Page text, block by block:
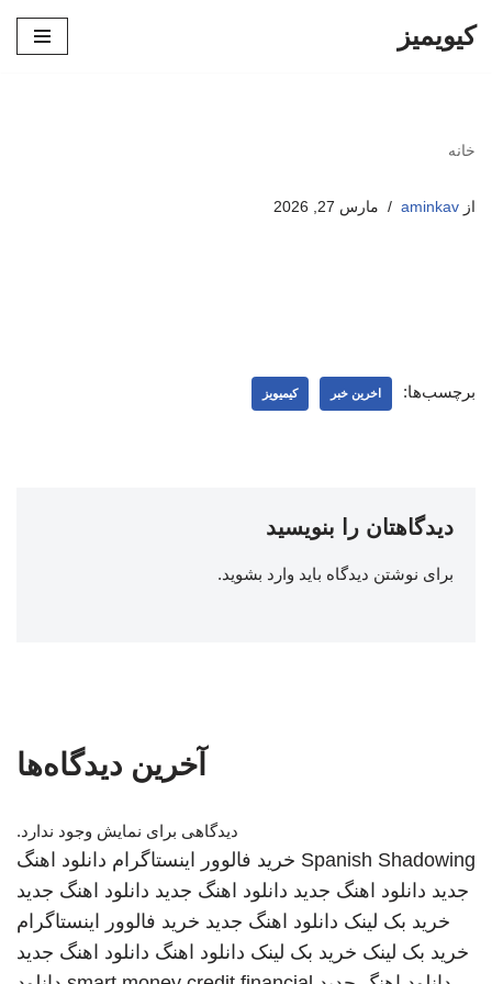
کیویمیز
خانه
از aminkav مارس 27, 2026
برچسب‌ها: اخرین خبر کیمیویز
دیدگاهتان را بنویسید
برای نوشتن دیدگاه باید وارد بشوید.
آخرین دیدگاه‌ها
دیدگاهی برای نمایش وجود ندارد.
Spanish Shadowing خرید فالوور اینستاگرام دانلود اهنگ
جدید دانلود اهنگ جدید دانلود اهنگ جدید دانلود اهنگ جدید
خرید بک لینک دانلود اهنگ جدید خرید فالوور اینستاگرام
خرید بک لینک خرید بک لینک دانلود اهنگ دانلود اهنگ جدید